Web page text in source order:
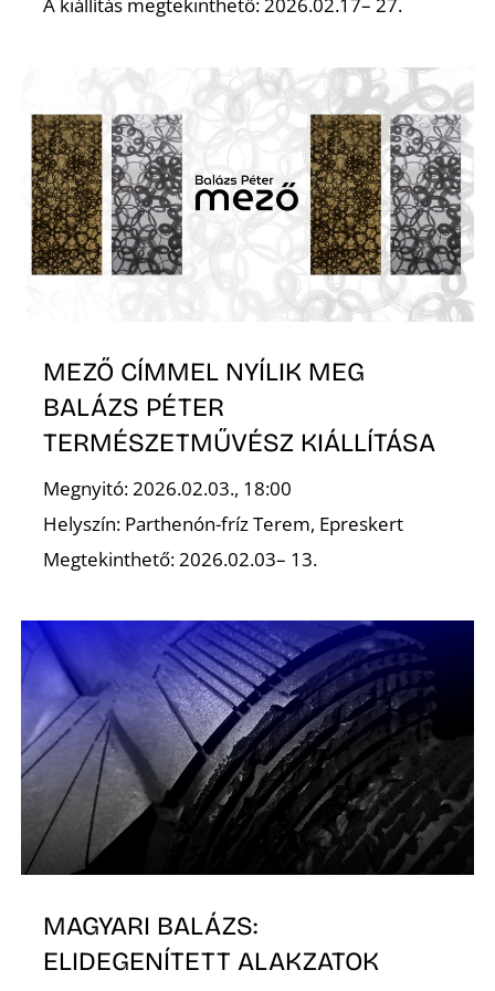
A kiállítás megtekinthető: 2026.02.17– 27.
MEZŐ CÍMMEL NYÍLIK MEG
BALÁZS PÉTER
TERMÉSZETMŰVÉSZ KIÁLLÍTÁSA
Megnyitó: 2026.02.03., 18:00
Helyszín: Parthenón-fríz Terem, Epreskert
Megtekinthető: 2026.02.03– 13.
MAGYARI BALÁZS:
ELIDEGENÍTETT ALAKZATOK